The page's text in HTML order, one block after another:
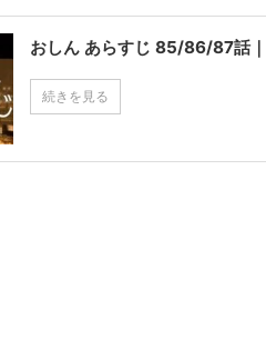
おしん あらすじ 85/86/87話
続きを見る